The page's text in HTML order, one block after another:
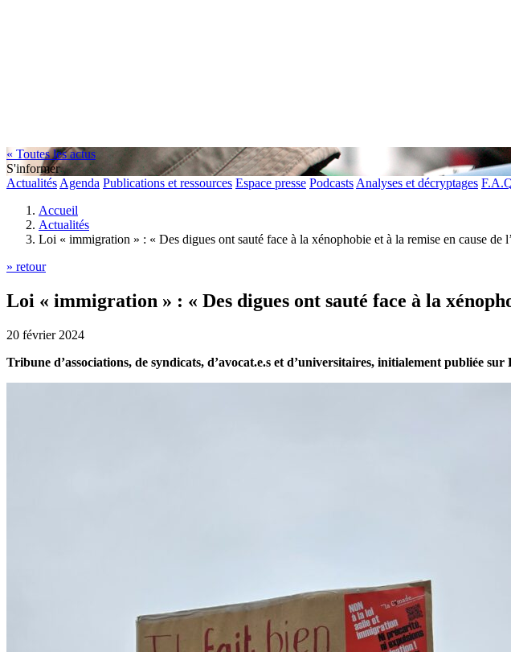
« Toutes les actus
S'informer
Actualités Agenda Publications et ressources Espace presse Podcasts Analyses et décryptages
Accueil
Actualités
Loi « immigration » : « Des digues ont sauté face à la xénophobie et à la remise en cause de
» retour
Loi « immigration » : « Des digues ont sauté face à la
20 février 2024
Tribune d’associations, de syndicats, d’avocat.e.s et d’universitaires, initialement publiée